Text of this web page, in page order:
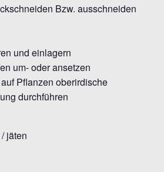
Bzw. ausschneiden
und einlagern
um- oder ansetzen
Pflanzen oberirdische
durchführen
jäten